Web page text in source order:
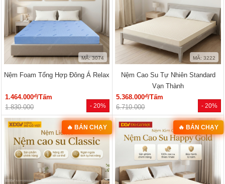
- 20%
MÃ: 3074
Nệm Foam Tổng Hợp Đông Á Relax
1.464.000đ/Tấm
1.830.000
- 20%
MÃ: 3222
Nệm Cao Su Tự Nhiên Standard
Vạn Thành
5.368.000đ/Tấm
6.710.000
🔥 BÁN CHẠY 🔥 BÁN CHẠY